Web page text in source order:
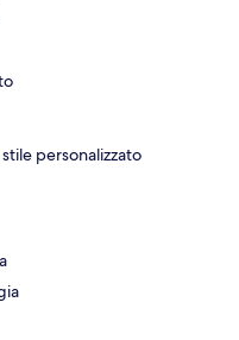
personalizzato